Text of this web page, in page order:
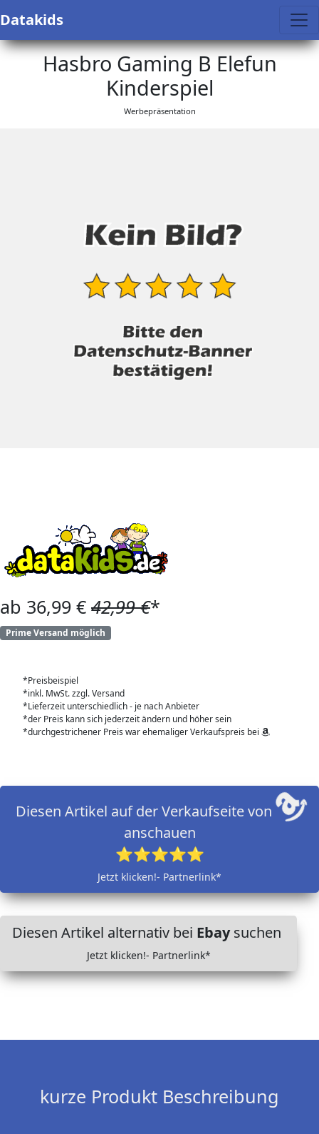
Datakids
Hasbro Gaming B Elefun
Kinderspiel
Werbepräsentation
ab 36,99 € 42,99 €*
Prime Versand möglich
*Preisbeispiel
*inkl. MwSt. zzgl. Versand
*Lieferzeit unterschiedlich - je nach Anbieter
*der Preis kann sich jederzeit ändern und höher sein
*durchgestrichener Preis war ehemaliger Verkaufspreis bei
Diesen Artikel auf der Verkaufseite von
anschauen
⭐⭐⭐⭐⭐
Jetzt klicken!- Partnerlink*
Diesen Artikel alternativ bei Ebaysuchen
Jetzt klicken!- Partnerlink*
kurze Produkt Beschreibung